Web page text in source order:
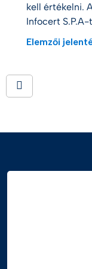
kell értékelni.
Infocert
Elemzői